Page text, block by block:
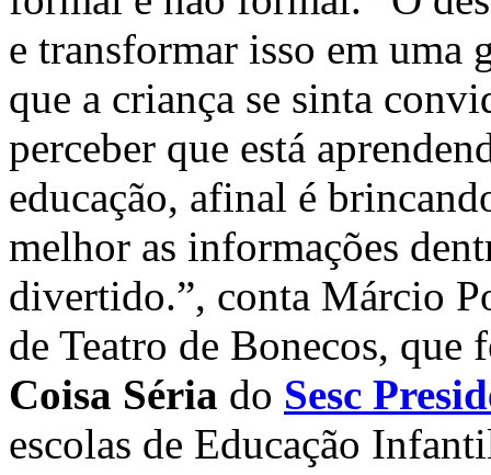
e transformar isso em uma
que a criança se sinta
perceber que está
educação, afinal é
melhor as informações
divertido.”, conta Márcio
de Teatro de Bonecos, que
Coisa Séria do Sesc
escolas de Educação